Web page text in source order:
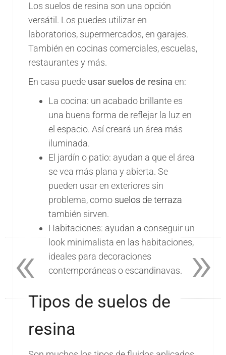
Los suelos de resina son una opción
versátil. Los puedes utilizar en
laboratorios, supermercados, en garajes.
También en cocinas comerciales, escuelas,
restaurantes y más.
En casa puede usar suelos de resina en:
La cocina: un acabado brillante es
una buena forma de reflejar la luz en
el espacio. Así creará un área más
iluminada.
El jardín o patio: ayudan a que el área
se vea más plana y abierta. Se
pueden usar en exteriores sin
problema, como suelos de terraza
también sirven.
Habitaciones: ayudan a conseguir un
look minimalista en las habitaciones,
ideales para decoraciones
contemporáneas o escandinavas.
Tipos de suelos de
resina
»
«